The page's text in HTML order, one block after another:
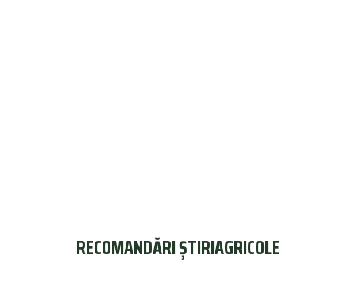
RECOMANDĂRI ȘTIRIAGRICOLE